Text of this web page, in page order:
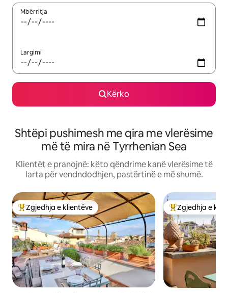
Mbërritja
Largimi
Kërko
Shtëpi pushimesh me qira me vlerësime
më të mira në Tyrrhenian Sea
Klientët e pranojnë: këto qëndrime kanë vlerësime të
larta për vendndodhjen, pastërtinë e më shumë.
Më të mirat e zgjedhjeve të klientëve
Zgjedhja e klientëve Më të mirat e
Zgjedhja e